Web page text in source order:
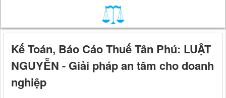
TẬP THỂ LUẬT NGUYỄN CORP
Kế Toán, Báo Cáo Thuế Tân Phú: LUẬT
NGUYỄN - Giải pháp an tâm cho doanh
nghiệp